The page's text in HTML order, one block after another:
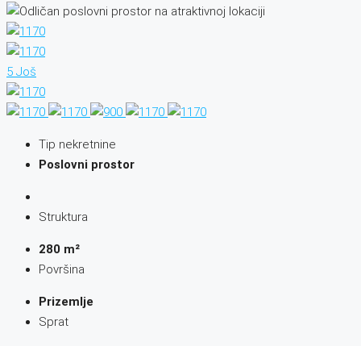
5 Još
Tip nekretnine
Poslovni prostor
Struktura
280 m²
Površina
Prizemlje
Sprat